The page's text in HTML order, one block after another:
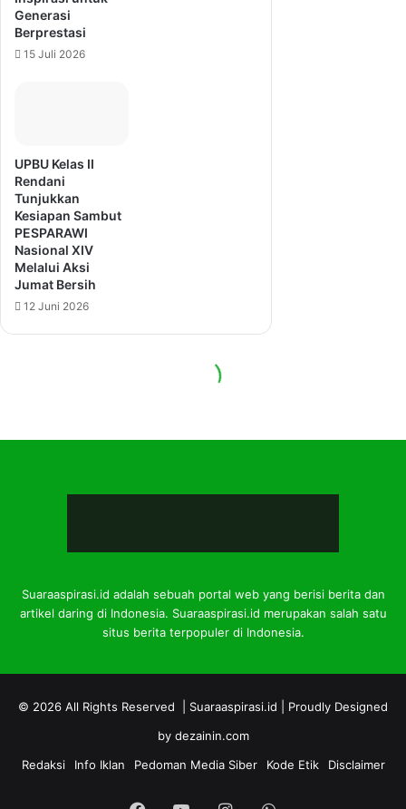
Suaraaspirasi.id adalah sebuah portal web yang berisi berita dan
artikel daring di Indonesia. Suaraaspirasi.id merupakan salah satu
situs berita terpopuler di Indonesia.
© 2026 All Rights Reserved | Suaraaspirasi.id | Proudly Designed
by dezainin.com
Redaksi
Info Iklan Pedoman Media Siber Kode Etik Disclaimer